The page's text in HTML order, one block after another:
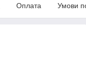
Оплата Умови